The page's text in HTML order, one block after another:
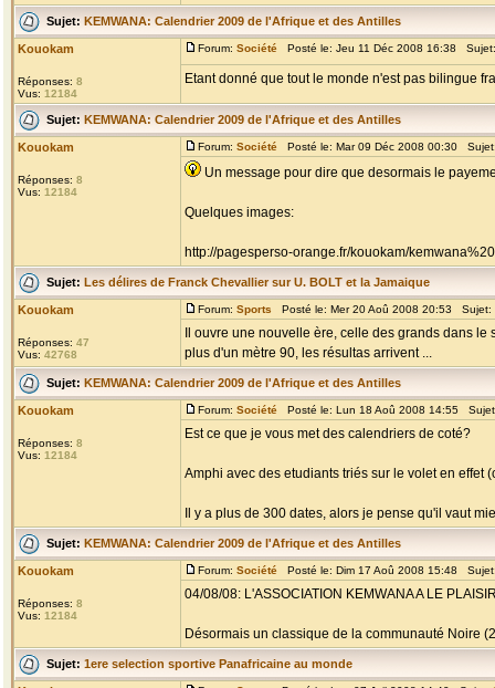
Sujet: KEMWANA: Calendrier 2009 de l'Afrique et des Antilles
Kouokam
Réponses: 8
Vus: 12184
Forum: Société Posté le: Jeu 11 Déc 2008 16:38
Etant donné que tout le monde n'est pas bilingue
Sujet: KEMWANA: Calendrier 2009 de l'Afrique et des Antilles
Kouokam
Réponses: 8
Vus: 12184
Forum: Société Posté le: Mar 09 Déc 2008 00:30
Un message pour dire que desormais le
Quelques images:
http://pagesperso-orange.fr/kouokam/
Sujet: Les délires de Franck Chevallier sur U. BOLT et la Jamaique
Kouokam
Réponses: 47
Vus: 42768
Forum: Sports Posté le: Mer 20 Aoû 2008 20:53 Sujet:
Il ouvre une nouvelle ère, celle des grands dans
plus d'un mètre 90, les résultas arrivent ...
Sujet: KEMWANA: Calendrier 2009 de l'Afrique et des Antilles
Kouokam
Réponses: 8
Vus: 12184
Forum: Société Posté le: Lun 18 Aoû 2008 14:55
Est ce que je vous met des calendriers de coté?
Amphi avec des etudiants triés sur le volet en effet
Il y a plus de 300 dates, alors je pense qu'il vaut
Sujet: KEMWANA: Calendrier 2009 de l'Afrique et des Antilles
Kouokam
Réponses: 8
Vus: 12184
Forum: Société Posté le: Dim 17 Aoû 2008 15:48
04/08/08: L'ASSOCIATION KEMWANA A LE
Désormais un classique de la communauté Noire
Sujet: 1ere selection sportive Panafricaine au monde